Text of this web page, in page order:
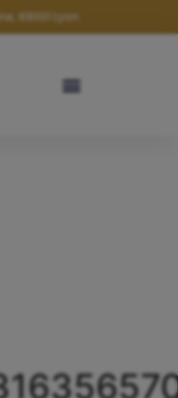
69001 Lyon